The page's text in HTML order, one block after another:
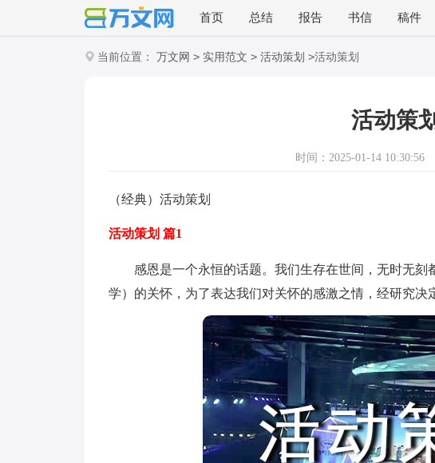
首页 总结 报告 书信 稿件
当前位置： 万文网 > 实用范文 > 活动策划 >活动策划
活动策划
时间：2025-01-14 10:30:56
（经典）活动策划
活动策划 篇1
感恩是一个永恒的话题。我们生存在世间，无时无刻
学）的关怀，为了表达我们对关怀的感激之情，经研究决